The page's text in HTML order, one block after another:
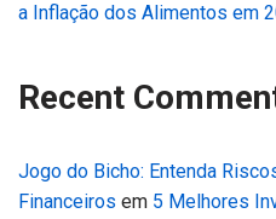
a Inflação dos Alimentos em
Recent
Jogo do Bicho: Entenda
Financeiros em 5 Melhores